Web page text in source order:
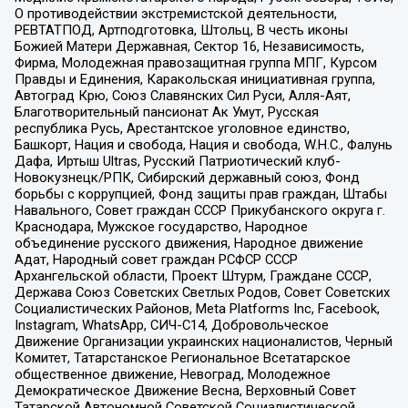
О противодействии экстремистской деятельности,
РЕВТАТПОД, Артподготовка, Штольц, В честь иконы
Божией Матери Державная, Сектор 16, Независимость,
Фирма, Молодежная правозащитная группа МПГ, Курсом
Правды и Единения, Каракольская инициативная группа,
Автоград Крю, Союз Славянских Сил Руси, Алля-Аят,
Благотворительный пансионат Ак Умут, Русская
республика Русь, Арестантское уголовное единство,
Башкорт, Нация и свобода, Нация и свобода, W.H.С., Фалунь
Дафа, Иртыш Ultras, Русский Патриотический клуб-
Новокузнецк/РПК, Сибирский державный союз, Фонд
борьбы с коррупцией, Фонд защиты прав граждан, Штабы
Навального, Совет граждан СССР Прикубанского округа г.
Краснодара, Мужское государство, Народное
объединение русского движения, Народное движение
Адат, Народный совет граждан РСФСР СССР
Архангельской области, Проект Штурм, Граждане СССР,
Держава Союз Советских Светлых Родов, Совет Советских
Социалистических Районов, Meta Platforms Inc, Facebook,
Instagram, WhatsApp, СИЧ-С14, Добровольческое
Движение Организации украинских националистов, Черный
Комитет, Татарстанское Региональное Всетатарское
общественное движение, Невоград, Молодежное
Демократическое Движение Весна, Верховный Совет